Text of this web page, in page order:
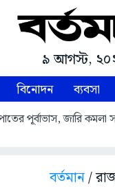
৯ আগস্ট,
বিনোদন ব্যবসা
পূর্বাভাস, জারি কমলা
বর্তমান/